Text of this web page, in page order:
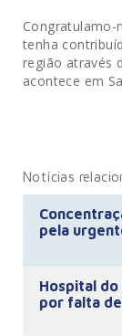
Congratulamo-
tenha
região através
acontece em
Notícias
pela
Hospital
por falta